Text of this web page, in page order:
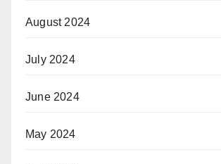
August 2024
July 2024
June 2024
May 2024